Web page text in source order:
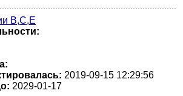
В,С,Е
2019-09-15 12:29:56
2029-01-17